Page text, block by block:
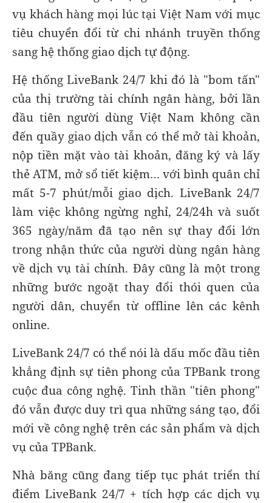
vụ khách hàng mọi lúc tại Việt Nam với mục
tiêu chuyển đổi từ chi nhánh truyền thống
sang hệ thống giao dịch tự động.
Hệ thống LiveBank 24/7 khi đó là "bom tấn"
của thị trường tài chính ngân hàng, bởi lần
đầu tiên người dùng Việt Nam không cần
đến quầy giao dịch vẫn có thể mở tài khoản,
nộp tiền mặt vào tài khoản, đăng ký và lấy
thẻ ATM, mở sổ tiết kiệm… với bình quân chỉ
mất 5-7 phút/mỗi giao dịch. LiveBank 24/7
làm việc không ngừng nghỉ, 24/24h và suốt
365 ngày/năm đã tạo nên sự thay đổi lớn
trong nhận thức của người dùng ngân hàng
về dịch vụ tài chính. Đây cũng là một trong
những bước ngoặt thay đổi thói quen của
người dân, chuyển từ offline lên các kênh
online.
LiveBank 24/7 có thể nói là dấu mốc đầu tiên
khẳng định sự tiên phong của TPBank trong
cuộc đua công nghệ. Tinh thần "tiên phong"
đó vẫn được duy trì qua những sáng tạo, đổi
mới về công nghệ trên các sản phẩm và dịch
vụ của TPBank.
Nhà băng cũng đang tiếp tục phát triển thí
điểm LiveBank 24/7 + tích hợp các dịch vụ